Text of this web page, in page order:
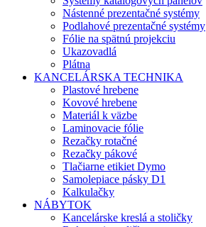
Nástenné prezentačné systémy
Podlahové prezentačné systémy
Fólie na spätnú projekciu
Ukazovadlá
Plátna
KANCELÁRSKA TECHNIKA
Plastové hrebene
Kovové hrebene
Materiál k väzbe
Laminovacie fólie
Rezačky rotačné
Rezačky pákové
Tlačiarne etikiet Dymo
Samolepiace pásky D1
Kalkulačky
NÁBYTOK
Kancelárske kreslá a stoličky